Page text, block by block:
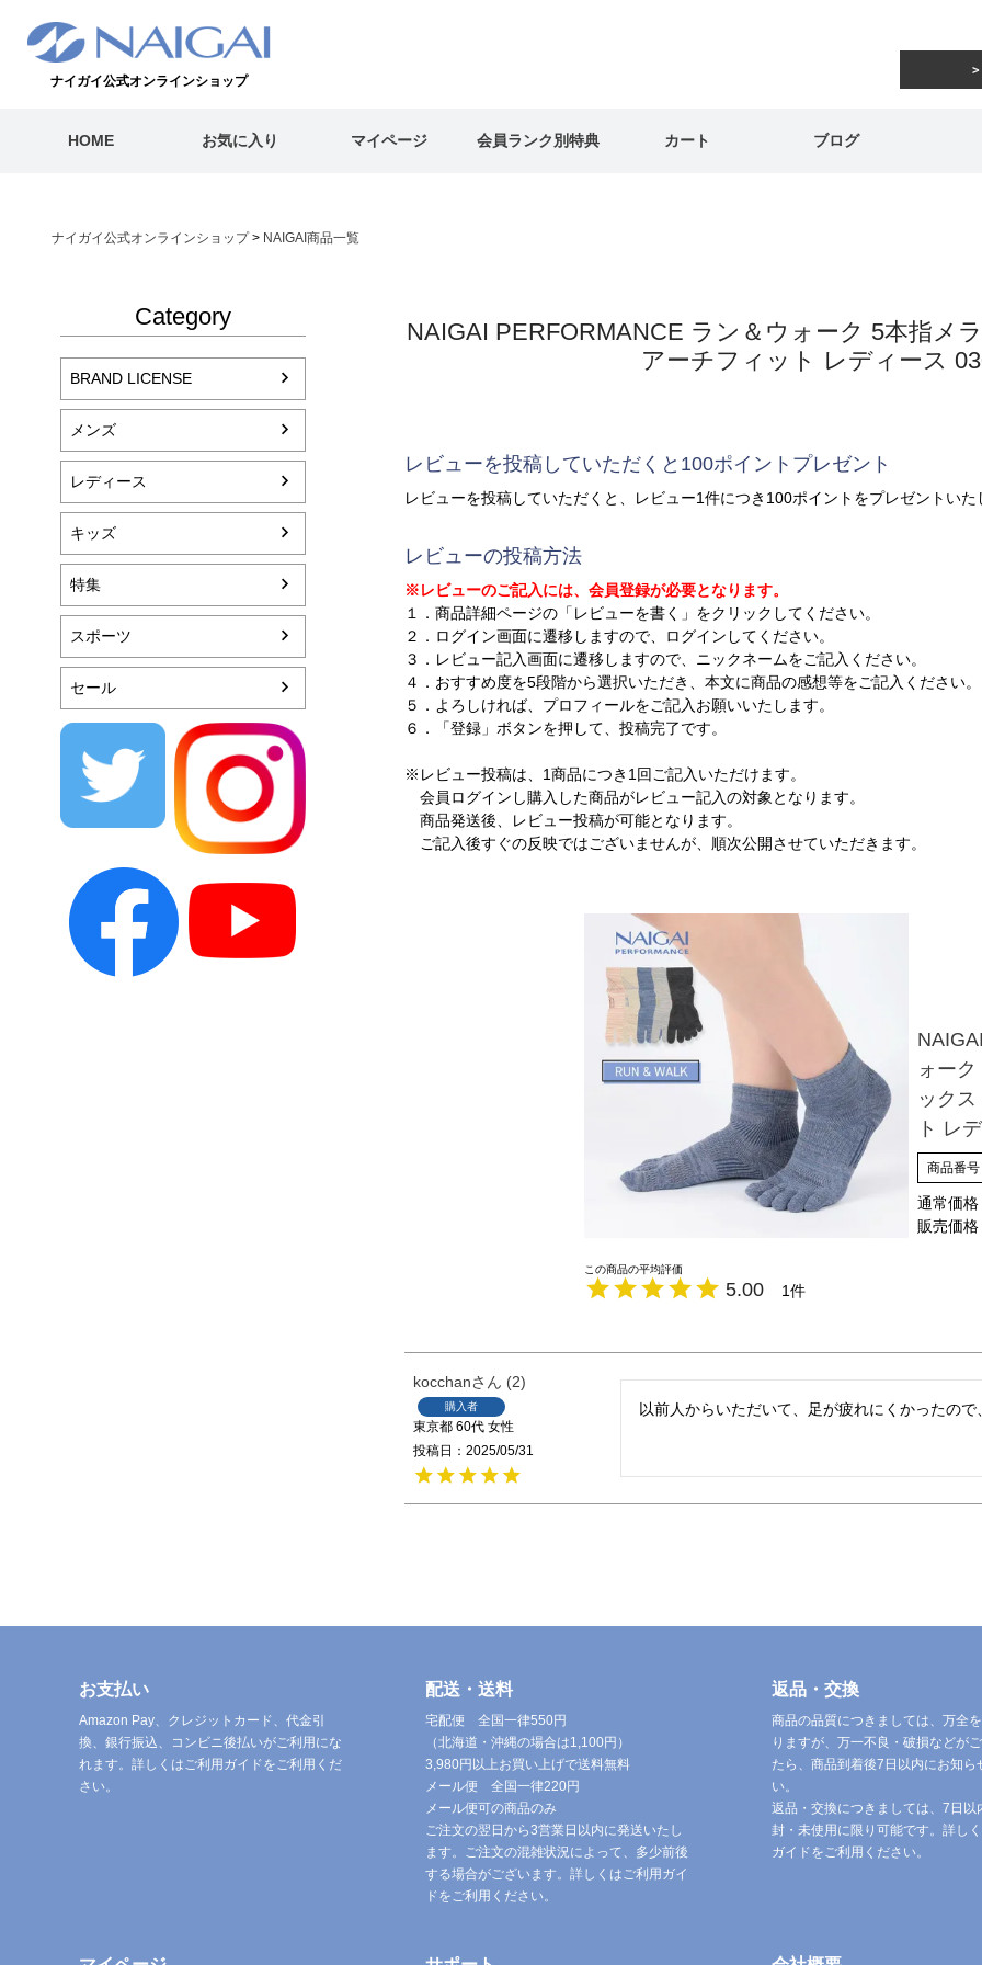
ナイガイ公式オンラインショップ
HOME お気に入り マイページ 会員ランク別特典 カート ブログ
ナイガイ公式オンラインショップ NAIGAI商品一覧
Category
BRAND LICENSE
メンズ
レディース
キッズ
特集
スポーツ
セール
NAIGAI PERFORMANCE ラン＆ウォーク 5本指メ
アーチフィット レディース
レビューを投稿していただくと100ポイントプレゼント
レビューを投稿していただくと、レビュー1件につき100ポイントをプレゼントいた
レビューの投稿方法
※レビューのご記入には、会員登録が必要となります。
１．商品詳細ページの「レビューを書く」をクリックしてください。
２．ログイン画面に遷移しますので、ログインしてください。
３．レビュー記入画面に遷移しますので、ニックネームをご記入ください。
４．おすすめ度を5段階から選択いただき、本文に商品の感想等をご記入ください。
５．よろしければ、プロフィールをご記入お願いいたします。
６．「登録」ボタンを押して、投稿完了です。
※レビュー投稿は、1商品につき1回ご記入いただけます。
会員ログインし購入した商品がレビュー記入の対象となります。
商品発送後、レビュー投稿が可能となります。
ご記入後すぐの反映ではございませんが、順次公開させていただきます。
ォー
ック
ト レ
商品番号
通常価格
販売価格
5.00 1
kocchan 2
購入者
東京都 60代 女性
投稿日
2025/05/31
以前人からいただいて、足が疲れにくかったの
お支払い
Amazon Pay、クレジットカード、代金引
換、銀行振込、コンビニ後払いがご利用にな
れます。詳しくはご利用ガイドをご利用くだ
さい。
配送・送料
宅配便 全国一律550円
（北海道・沖縄の場合は1,100円）
3,980円以上お買い上げで送料無料
メール便 全国一律220円
メール便可の商品のみ
ご注文の翌日から3営業日以内に発送いたし
ます。ご注文の混雑状況によって、多少前後
する場合がございます。詳しくはご利用ガイ
ドをご利用ください。
返品・交換
商品の品質につきましては、万全
りますが、万一不良・破損などが
たら、商品到着後7日以内にお知ら
い。
返品・交換につきましては、7日以
封・未使用に限り可能です。詳し
ガイドをご利用ください。